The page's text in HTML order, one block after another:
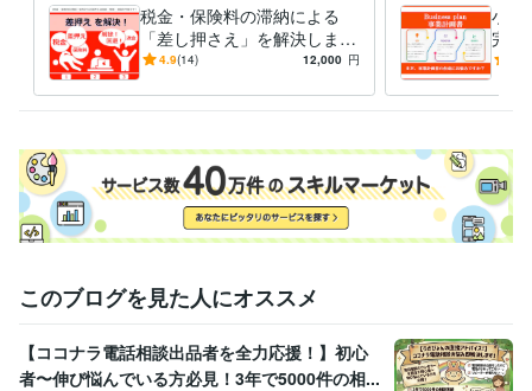
月1回ペースで中小企業関連団体にて継続的に講演を行っている。
資格・検定
2級土木施工管理技士
コンサルティング・士業 小規模事業者の経営・事業計画相談
事業計画 経営
ビジネス代行・事務代行 補助金活用・事業計画の整理支援 小規模事
業者向け生成AI活用支援
経営 ビジネス
英語 日常会話レベル
税金・保険料の滞納による
「差し押さえ」を解決します
180以上の解決事例を基に解
ます！
4.9(14) 12,000 円
小規
完璧
応募
です
このブログを見た人にオススメ
【ココナラ電話相談出品者を全力応援！】初心
者〜伸び悩んでいる方必見！3年で5000件の相...